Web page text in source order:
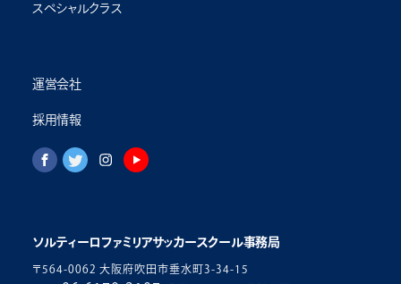
スペシャルクラス
運営会社
採用情報
ソルティーロファミリアサッカースクール事務局
〒564-0062 大阪府吹田市垂水町3-34-15